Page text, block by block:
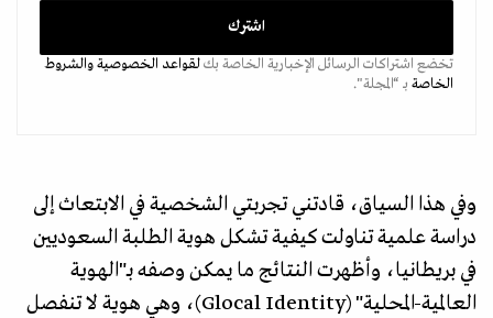
تخضع اشتراكات الرسائل الإخبارية الخاصة بكلقواعد الخصوصيةوالشروط
الخاصة بـ “المجلة".
وفي هذا السياق، قادتني تجربتي الشخصية في الابتعاث إلى
دراسة علمية تناولت كيفية تشكل هوية الطلبة السعوديين
في بريطانيا، وأظهرت النتائج ما يمكن وصفه بـ"الهوية
العالمية-المحلية" (Glocal Identity)، وهي هوية لا تنفصل